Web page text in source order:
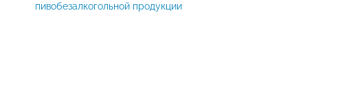
пивобезалкогольной продукции